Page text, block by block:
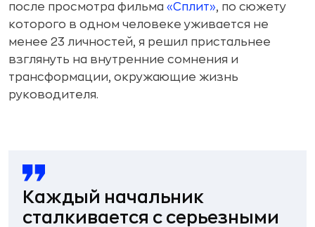
после просмотра фильма «Сплит», по сюжету
которого в одном человеке уживается не
менее 23 личностей, я решил пристальнее
взглянуть на внутренние сомнения и
трансформации, окружающие жизнь
руководителя.
Каждый начальник
сталкивается с серьезными